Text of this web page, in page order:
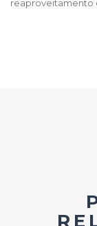
reaproveitamento